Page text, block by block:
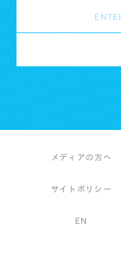
メディアの方へ
サイトポリシー
EN